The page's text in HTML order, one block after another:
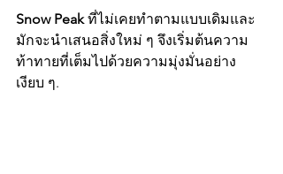
Snow Peak ที่ไม่เคยทำตามแบบเดิมและ
มักจะนำเสนอสิ่งใหม่ ๆ จึงเริ่มต้นความ
ท้าทายที่เต็มไปด้วยความมุ่งมั่นอย่าง
เงียบ ๆ.